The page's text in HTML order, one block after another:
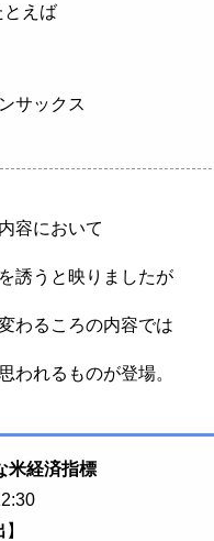
とえば
サックス
容において
誘うと映りましたが
わるころの内容では
われるものが登場。
経済指標
】